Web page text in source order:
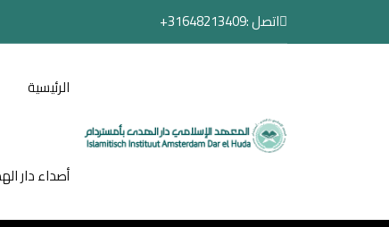
اتصل :31648213409+
الرئيسية
أصداء دار